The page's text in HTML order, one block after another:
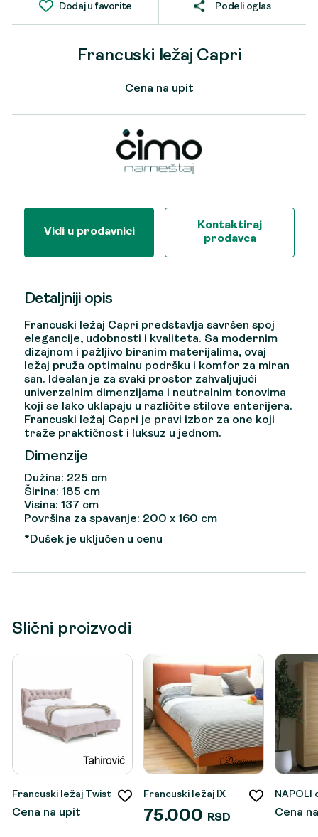
Dodaj u favorite Podeli oglas
Francuski ležaj Capri
Cena na upit
Vidi u prodavnici
Kontaktiraj
prodavca
Detaljniji opis
Francuski ležaj Capri predstavlja savršen spoj
elegancije, udobnosti i kvaliteta. Sa modernim
dizajnom i pažljivo biranim materijalima, ovaj
ležaj pruža optimalnu podršku i komfor za miran
san. Idealan je za svaki prostor zahvaljujući
univerzalnim dimenzijama i neutralnim tonovima
koji se lako uklapaju u različite stilove enterijera.
Francuski ležaj Capri je pravi izbor za one koji
traže praktičnost i luksuz u jednom.
Dimenzije
Dužina: 225 cm
Širina: 185 cm
Visina: 137 cm
Površina za spavanje: 200 x 160 cm
*Dušek je uključen u cenu
Slični proizvodi
Francuski ležaj Twist
Cena na upit
Francuski ležaj IX
75.000 RSD
NAPOLI
Cena